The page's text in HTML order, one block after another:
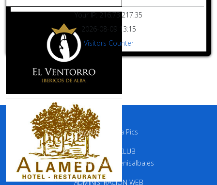
Your IP: 216.73.217.35
2026-08-09 13:15
Visitors Counter
DISEÑO
byAlmandaba Pics
CONTACTO CLUB
e-mail:info@clubtenisalba.es
ADMINISTRACIÓN WEB